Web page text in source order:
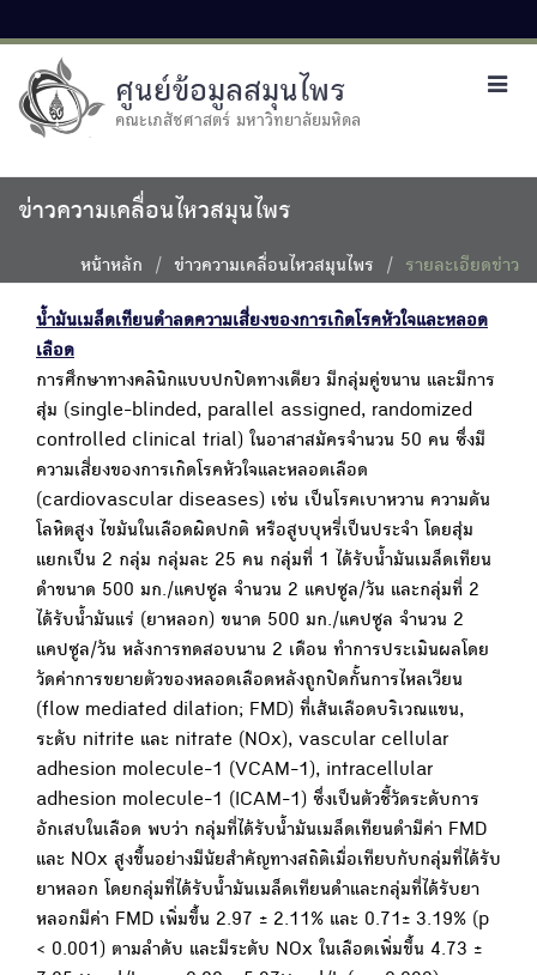
ศูนย์ข้อมูลสมุนไพร
คณะเภสัชศาสตร์ มหาวิทยาลัยมหิดล
ข่าวความเคลื่อนไหวสมุนไพร
หน้าหลัก ข่าวความเคลื่อนไหวสมุนไพร รายละเอียดข่าว
น้ำมันเมล็ดเทียนดำลดความเสี่ยงของการเกิดโรคหัวใจและหลอด
เลือด
การศึกษาทางคลินิกแบบปกปิดทางเดียว มีกลุ่มคู่ขนาน และมีการ
สุ่ม (single-blinded, parallel assigned, randomized
controlled clinical trial) ในอาสาสมัครจำนวน 50 คน ซึ่งมี
ความเสี่ยงของการเกิดโรคหัวใจและหลอดเลือด
(cardiovascular diseases) เช่น เป็นโรคเบาหวาน ความดัน
โลหิตสูง ไขมันในเลือดผิดปกติ หรือสูบบุหรี่เป็นประจำ โดยสุ่ม
แยกเป็น 2 กลุ่ม กลุ่มละ 25 คน กลุ่มที่ 1 ได้รับน้ำมันเมล็ดเทียน
ดำขนาด 500 มก./แคปซูล จำนวน 2 แคปซูล/วัน และกลุ่มที่ 2
ได้รับน้ำมันแร่ (ยาหลอก) ขนาด 500 มก./แคปซูล จำนวน 2
แคปซูล/วัน หลังการทดสอบนาน 2 เดือน ทำการประเมินผลโดย
วัดค่าการขยายตัวของหลอดเลือดหลังถูกปิดกั้นการไหลเวียน
(flow mediated dilation; FMD) ที่เส้นเลือดบริเวณแขน,
ระดับ nitrite และ nitrate (NOx), vascular cellular
adhesion molecule-1 (VCAM-1), intracellular
adhesion molecule-1 (ICAM-1) ซึ่งเป็นตัวชี้วัดระดับการ
อักเสบในเลือด พบว่า กลุ่มที่ได้รับน้ำมันเมล็ดเทียนดำมีค่า FMD
และ NOx สูงขึ้นอย่างมีนัยสำคัญทางสถิติเมื่อเทียบกับกลุ่มที่ได้รับ
ยาหลอก โดยกลุ่มที่ได้รับน้ำมันเมล็ดเทียนดำและกลุ่มที่ได้รับยา
หลอกมีค่า FMD เพิ่มขึ้น 2.97 ± 2.11% และ 0.71± 3.19% (p
< 0.001) ตามลำดับ และมีระดับ NOx ในเลือดเพิ่มขึ้น 4.73 ±